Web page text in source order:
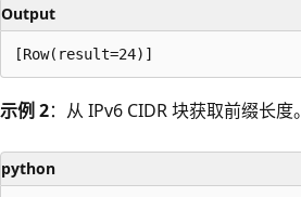
Output
示例 2：从 IPv6 CIDR 块获取前缀长度。
python